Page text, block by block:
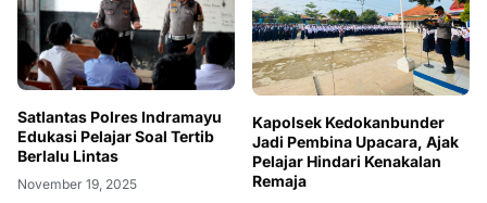
Satlantas Polres Indramayu
Edukasi Pelajar Soal Tertib
Berlalu Lintas
November 19, 2025
Kapolsek Kedokanbunder
Jadi Pembina Upacara, Ajak
Pelajar Hindari Kenakalan
Remaja